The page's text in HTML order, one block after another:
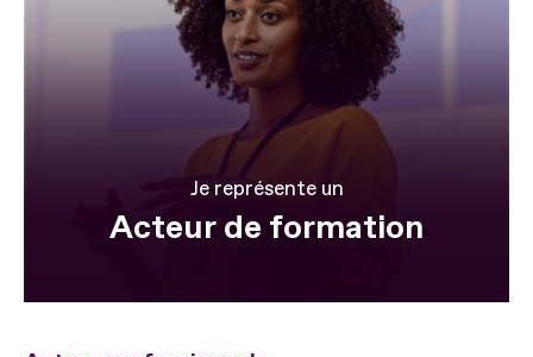
Je représente un
Acteur de formation